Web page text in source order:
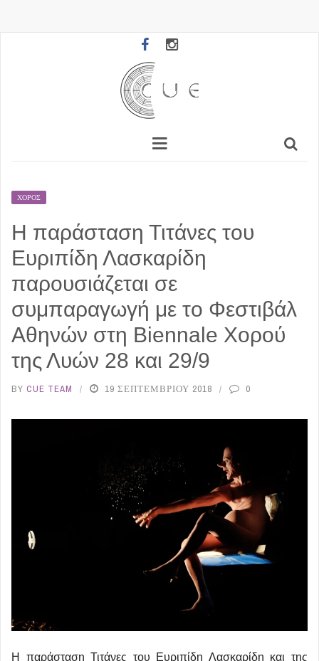
ΧΟΡΌΣ
Η παράσταση Τιτάνες του
Ευριπίδη Λασκαρίδη
παρουσιάζεται σε
συμπαραγωγή με το Φεστιβάλ
Αθηνών στη Biennale Χορού
της Λυών 28 και 29/9
BY CUE TEAM 19 ΣΕΠΤΕΜΒΡΊΟΥ 2018 0
Η παράσταση Τιτάνες του Ευριπίδη Λασκαρίδη και της